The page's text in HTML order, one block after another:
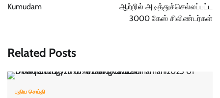
Kumudam
ஆற்றில் அடித்துச்செல்லப்பட்ட
3000 கேஸ் சிலிண்டர்கள்
Related Posts
புதிய செய்தி